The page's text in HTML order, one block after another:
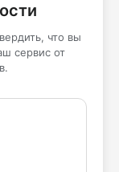
что вы
сервис от